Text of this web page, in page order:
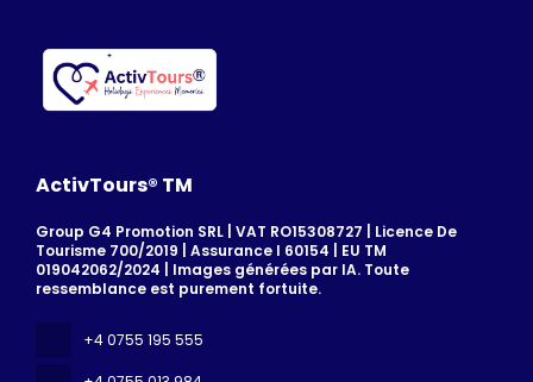
ActivTours® TM
Group G4 Promotion SRL | VAT RO15308727 | Licence De
Tourisme 700/2019 | Assurance I 60154 | EU TM
019042062/2024 | Images générées par IA. Toute
ressemblance est purement fortuite.
+4 0755 195 555